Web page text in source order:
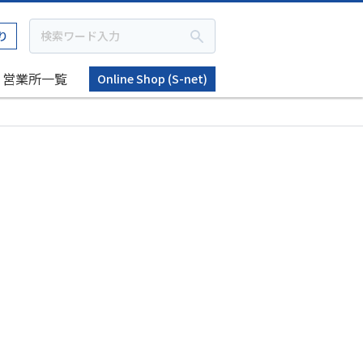
営業所一覧
Online Shop (S-net)